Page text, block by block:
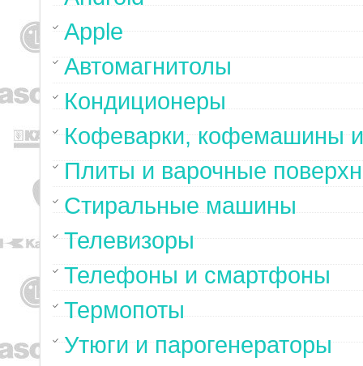
Apple
Автомагнитолы
Кондиционеры
Кофеварки, кофемашины
Плиты и варочные
Стиральные машины
Телевизоры
Телефоны и смартфоны
Термопоты
Утюги и парогенераторы